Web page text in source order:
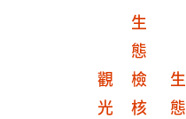
觀
光
生
態
檢
核
生
態